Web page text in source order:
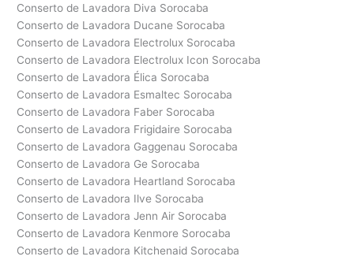
Conserto de Lavadora Diva Sorocaba
Conserto de Lavadora Ducane Sorocaba
Conserto de Lavadora Electrolux Sorocaba
Conserto de Lavadora Electrolux Icon Sorocaba
Conserto de Lavadora Élica Sorocaba
Conserto de Lavadora Esmaltec Sorocaba
Conserto de Lavadora Faber Sorocaba
Conserto de Lavadora Frigidaire Sorocaba
Conserto de Lavadora Gaggenau Sorocaba
Conserto de Lavadora Ge Sorocaba
Conserto de Lavadora Heartland Sorocaba
Conserto de Lavadora Ilve Sorocaba
Conserto de Lavadora Jenn Air Sorocaba
Conserto de Lavadora Kenmore Sorocaba
Conserto de Lavadora Kitchenaid Sorocaba